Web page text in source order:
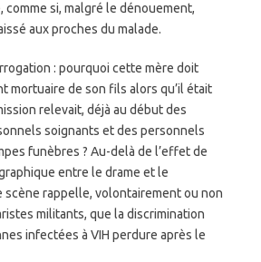
si, malgré le dénouement,
aux proches du malade.
: pourquoi cette mère doit
mortuaire de son fils alors qu’il était
relevait, déjà au début des
soignants et des personnels
funèbres ? Au-delà de l’effet de
entre le drame et le
scène rappelle, volontairement ou non
militants, que la discrimination
infectées à VIH perdure après le